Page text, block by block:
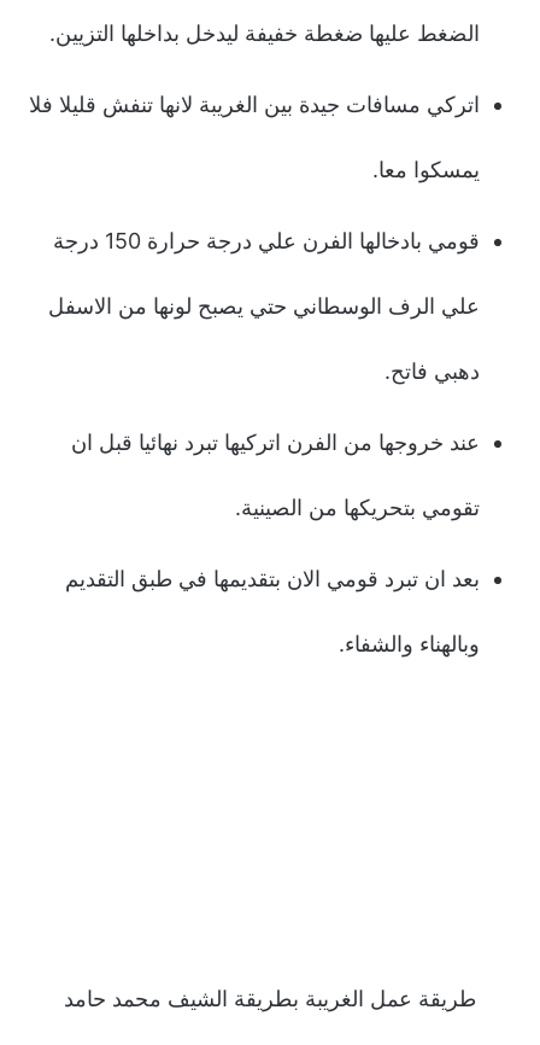
الضغط عليها ضغطة خفيفة ليدخل بداخلها التزيين.
اتركي مسافات جيدة بين الغريبة لانها تنفش قليلا فلا
يمسكوا معا.
قومي بادخالها الفرن علي درجة حرارة 150 درجة
علي الرف الوسطاني حتي يصبح لونها من الاسفل
دهبي فاتح.
عند خروجها من الفرن اتركيها تبرد نهائيا قبل ان
تقومي بتحريكها من الصينية.
بعد ان تبرد قومي الان بتقديمها في طبق التقديم
وبالهناء والشفاء.
طريقة عمل الغريبة بطريقة الشيف محمد حامد